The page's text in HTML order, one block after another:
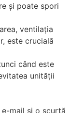
și poate spori
ventilația
este crucială
când este
unității
mail și o scurtă